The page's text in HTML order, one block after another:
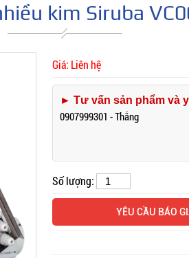
kim Siruba
Giá: Liên hệ
► Tư vấn sản phẩm và
0907999301 - Thắng
Số lượng:
YÊU CẦU BÁO
Mặt bàn và thiết
máy vắt sổ Siruba